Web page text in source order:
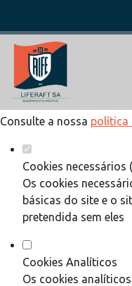
Defina as suas
para este
Este website utiliza
analíticos e funcionais,
de navegação e acesso
Consulte a nossa política
Cookies
Os cookies
básicas do site e o
pretendida sem eles
Cookies Analíticos
Os cookies